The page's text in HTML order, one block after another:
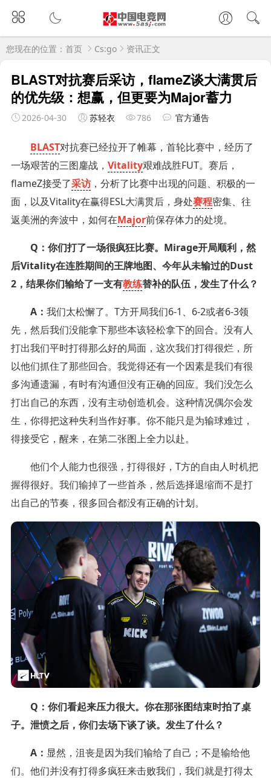
您现在的位置： 首页 Cs:go 资讯正文
BLAST对抗赛后采访，flameZ谈大满贯后
的优先级：想赢，但更要为Major蓄力
2026-04-30 苏轻衣 786 官方通告
BLAST对抗赛已经拉开了帷幕，首轮比赛中，经历了
一场艰苦的三图鏖战， Vitality艰难战胜FUT。赛后，
flameZ接受了采访，分析了比赛中出现的问题、积极的一
面，以及Vitality在赢得ESL大满贯后，身处赛程密集、往
返美洲的奔波中，如何在Major前保存体力的处境。
Q：你们打了一场很疯狂比赛。Mirage开局顺利，然
后Vitality在连胜期间的王牌地图、今年从未输过的Dust
2，结果你们输给了一支有教练替补的队伍，发生了什么？
A： 我们太松懈了。T方开局我们6-1、6-2或者6-3领
先，然后我们没能拿下那些本该轻松拿下的回合。没有人
打出我们平时打得那么好的局面，这次我们打得很烂，所
以他们抓住了那些回合。我觉得还有一个因素是我们有很
多沟通遗漏，有时有沟通但没有正确的回应。我们没怎么
打出自己的东西，没有主动创造机会。这种情况偶尔会发
生，你得把这种失利当作好事。你不能只是为输球难过，
得接受它，醒来，在第二张图上全力以赴。
他们个人能力也很强，打得很好，T方的自由人时机把
握得很好。我们输掉了一些首杀，然后选择退缩而不是打
出自己的节奏，很多回合都没有正确的计划。
Q：你们看起来压力很大。你在那张图结束时拍了桌
子。泄愤之后，你们去场下谈了谈。发生了什么？
A： 显然，沮丧是因为我们输给了自己；不是输给他
们。他们并没有打得多疯狂来击败我们，我们就是打得太